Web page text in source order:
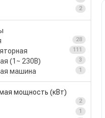
2
28
111
(1~ 230В) 3
машина 1
мощность (кВт)
2
1